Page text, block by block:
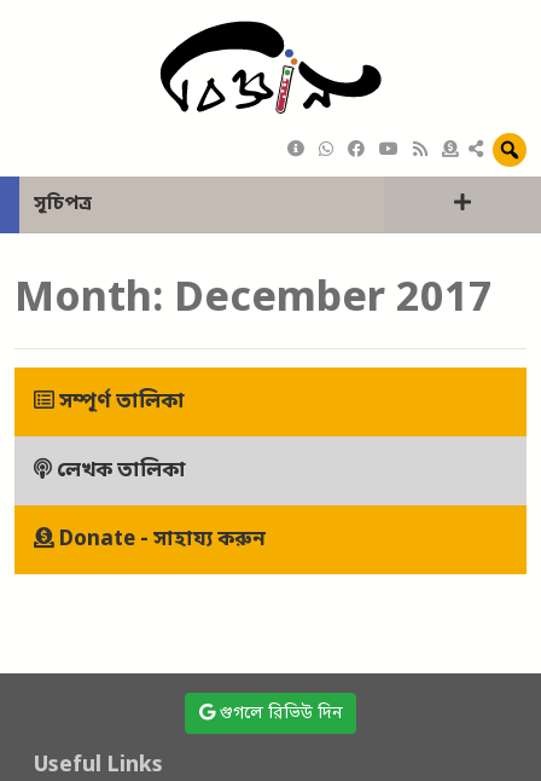
সূচিপত্র
Month: December 2017
সম্পূর্ণ তালিকা
লেখক তালিকা
Donate - সাহায্য করুন
গুগলে রিভিউ দিন
Useful Links